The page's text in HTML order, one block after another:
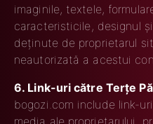
imaginile, textele,
caracteristicile, designul
deținute de proprietarul
neautorizată a acestui
6. Link-uri către Terțe
bogozi.com include link-
media ale proprietarului,